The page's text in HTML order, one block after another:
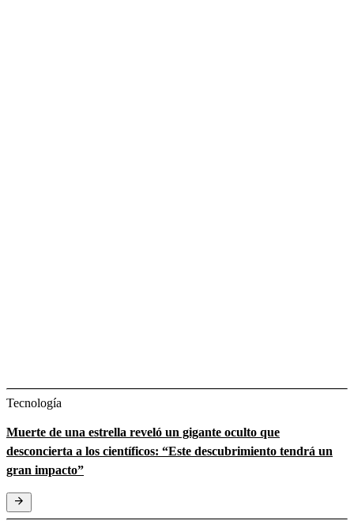
Tecnología
Muerte de una estrella reveló un gigante oculto que
desconcierta a los científicos: “Este descubrimiento tendrá un
gran impacto”